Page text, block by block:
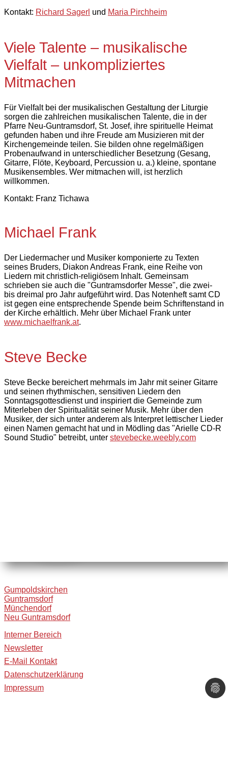
Kontakt: Richard Sagerl und Maria Pirchheim
Viele Talente – musikalische
Vielfalt – unkompliziertes
Mitmachen
Für Vielfalt bei der musikalischen Gestaltung der Liturgie
sorgen die zahlreichen musikalischen Talente, die in der
Pfarre Neu-Guntramsdorf, St. Josef, ihre spirituelle Heimat
gefunden haben und ihre Freude am Musizieren mit der
Kirchengemeinde teilen. Sie bilden ohne regelmäßigen
Probenaufwand in unterschiedlicher Besetzung (Gesang,
Gitarre, Flöte, Keyboard, Percussion u. a.) kleine, spontane
Musikensembles. Wer mitmachen will, ist herzlich
willkommen.
Kontakt: Franz Tichawa
Michael Frank
Der Liedermacher und Musiker komponierte zu Texten
seines Bruders, Diakon Andreas Frank, eine Reihe von
Liedern mit christlich-religiösem Inhalt. Gemeinsam
schrieben sie auch die "Guntramsdorfer Messe", die zwei-
bis dreimal pro Jahr aufgeführt wird. Das Notenheft samt CD
ist gegen eine entsprechende Spende beim Schriftenstand in
der Kirche erhältlich. Mehr über Michael Frank unter
www.michaelfrank.at.
Steve Becke
Steve Becke bereichert mehrmals im Jahr mit seiner Gitarre
und seinen rhythmischen, sensitiven Liedern den
Sonntagsgottesdienst und inspiriert die Gemeinde zum
Miterleben der Spiritualität seiner Musik. Mehr über den
Musiker, der sich unter anderem als Interpret lettischer Lieder
einen Namen gemacht hat und in Mödling das "Arielle CD-R
Sound Studio" betreibt, unter stevebecke.weebly.com
Gumpoldskirchen
Guntramsdorf
Münchendorf
Neu Guntramsdorf
Interner Bereich
Newsletter
E-Mail Kontakt
Datenschutzerklärung
Impressum